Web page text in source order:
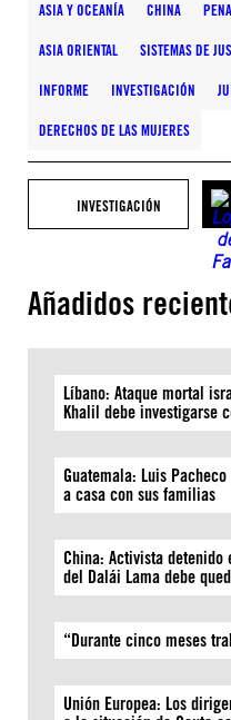
ASIA Y OCEANÍA CHINA
ASIA ORIENTAL SISTEMAS DE
INFORME INVESTIGACIÓN
DERECHOS DE LAS MUJERES
INVESTIGACIÓN
Añadidos
Líbano: Ataque mortal
Khalil debe investigarse
Guatemala: Luis
a casa con sus familias
China: Activista detenido
del Dalái Lama debe
“Durante cinco meses
Unión Europea: Los